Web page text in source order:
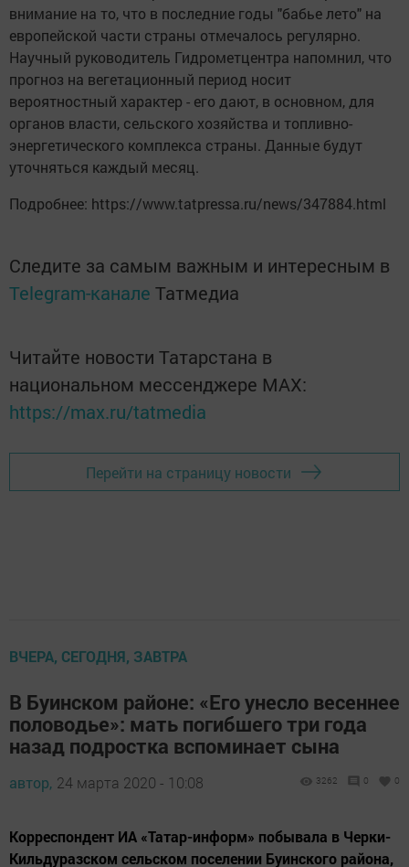
внимание на то, что в последние годы "бабье лето" на
европейской части страны отмечалось регулярно.
Научный руководитель Гидрометцентра напомнил, что
прогноз на вегетационный период носит
вероятностный характер - его дают, в основном, для
органов власти, сельского хозяйства и топливно-
энергетического комплекса страны. Данные будут
уточняться каждый месяц.
Подробнее: https://www.tatpressa.ru/news/347884.html
Следите за самым важным и интересным в
Telegram-канале Татмедиа
Читайте новости Татарстана в
национальном мессенджере MАХ:
https://max.ru/tatmedia
Перейти на страницу новости
ВЧЕРА, СЕГОДНЯ, ЗАВТРА
В Буинском районе: «Его унесло весеннее
половодье»: мать погибшего три года
назад подростка вспоминает сына
автор, 24 марта 2020 - 10:08 3262 0 0
Корреспондент ИА «Татар-информ» побывала в Черки-
Кильдуразском сельском поселении Буинского района,